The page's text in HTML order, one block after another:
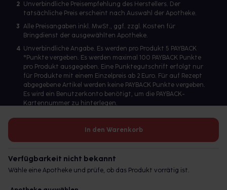
In den Warenkorb
Verfügbarkeit nicht bekannt
Wähle eine Apotheke und prüfe, ob das Produkt vorrätig ist.
2 Unverbindliche Preisempfehlung des Herstellers. Der
tatsächliche Preis erscheint nach Auswahl der Apotheke.
3 Alle Preisangaben inkl. MwSt., ggf. zzgl. Kosten für
Bringdienst der ausgewählten Apotheke.
4 Unverbindliche Angabe. Es werden pro Produkt 5 PAYBACK
°Punkte vergeben. Es werden maximal 100 PAYBACK Punkte
pro Produkt ausgegeben. Eine Punktegutschrift erfolgt nur
für Produkte mit einem Einzelpreis ab 2 Euro. Für auf Rezept
abgegebene Artikel werden keine PAYBACK Punkte vergeben.
Es wird ein Benutzerkonto benötigt, um die PAYBACK-
Kartennummer zu hinterlegen.
Betreiber des Portals und verantwortlich: gesund.de GmbH &
© 2026 gesund.de GmbH & Co. KG